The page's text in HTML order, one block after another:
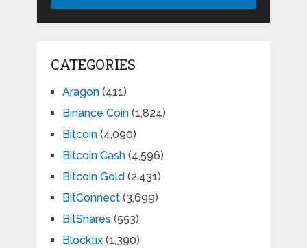
CATEGORIES
Aragon(411)
Binance Coin(1,824)
Bitcoin(4,090)
Bitcoin Cash(4,596)
Bitcoin Gold (2,431)
BitConnect(3,699)
BitShares (553)
Blocktix(1,390)